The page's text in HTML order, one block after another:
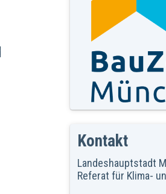
Kontakt
Landeshauptstadt
Referat für Klima-